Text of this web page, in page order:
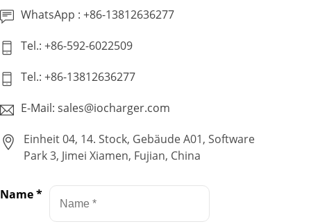
WhatsApp : +86-13812636277
Tel.: +86-592-6022509
Tel.: +86-13812636277
E-Mail: sales@iocharger.com
Einheit 04, 14. Stock, Gebäude A01, Software
Park 3, Jimei Xiamen, Fujian, China
Name*